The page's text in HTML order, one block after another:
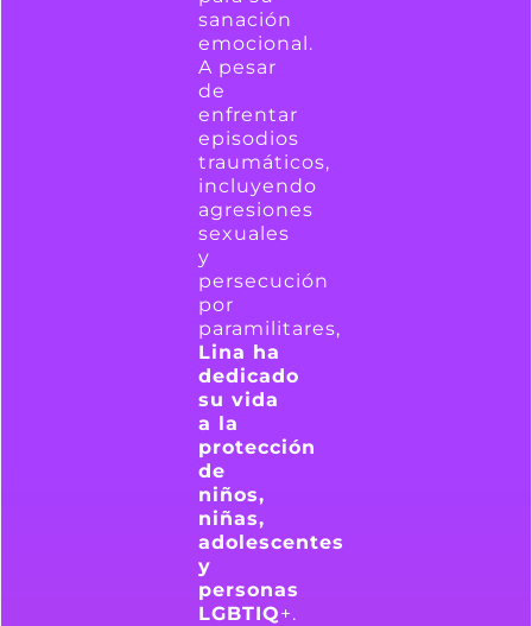
sanación
emocional.
A pesar
de
enfrentar
episodios
traumáticos,
incluyendo
agresiones
sexuales
y
persecución
por
paramilitares,
Lina ha
dedicado
su vida
a la
protección
de
niños,
niñas,
adolescentes
y
personas
LGBTIQ+.